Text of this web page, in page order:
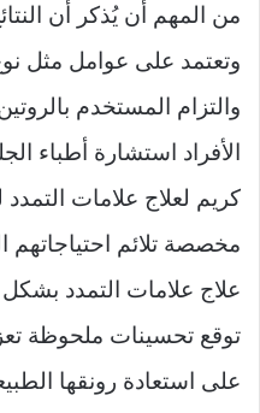
من المهم أن يُذكر أن
وتعتمد على عوامل مثل
والتزام المستخدم
الأفراد استشارة أطباء
كريم لعلاج علامات
مخصصة تلائم
علاج علامات التمدد
توقع تحسينات ملحوظة
على استعادة رونقها